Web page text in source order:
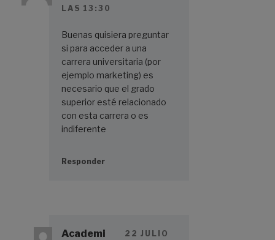
LAS 13:30
Buenas quisiera preguntar
si para acceder a una
carrera universitaria (por
ejemplo marketing) es
necesario que el grado
superior esté relacionado
con esta carrera o es
indiferente
Responder
Academi
22 JULIO